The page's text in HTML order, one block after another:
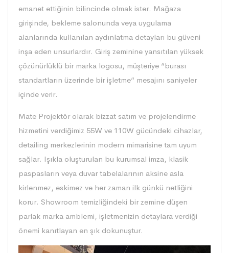
emanet ettiğinin bilincinde olmak ister. Mağaza
girişinde, bekleme salonunda veya uygulama
alanlarında kullanılan aydınlatma detayları bu güveni
inşa eden unsurlardır. Giriş zeminine yansıtılan yüksek
çözünürlüklü bir marka logosu, müşteriye “burası
standartların üzerinde bir işletme” mesajını saniyeler
içinde verir.
Mate Projektörolarak bizzat satım ve projelendirme
hizmetini verdiğimiz 55W ve 110W gücündeki cihazlar,
detailing merkezlerinin modern mimarisine tam uyum
sağlar. Işıkla oluşturulan bu kurumsal imza, klasik
paspasların veya duvar tabelalarının aksine asla
kirlenmez, eskimez ve her zaman ilk günkü netliğini
korur. Showroom temizliğindeki bir zemine düşen
parlak marka amblemi, işletmenizin detaylara verdiği
önemi kanıtlayan en şık dokunuştur.